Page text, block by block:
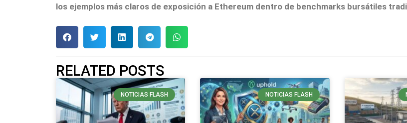
los ejemplos más claros de exposición a Ethereum dentro de benchmarks bursátiles
RELATED POSTS
NOTICIAS FLASH NOTICIAS FLASH